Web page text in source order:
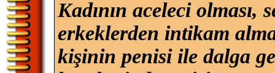
Kadının aceleci olması,
erkeklerden intikam
kişinin penisi ile dalga